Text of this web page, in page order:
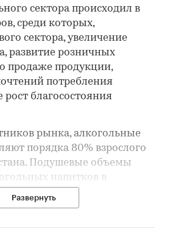
сектора происходил в
среди которых,
сектора, увеличение
развитие розничных
продаже продукции,
потребления
рост благосостояния
рынка, алкогольные
порядка 80% взрослого
Подушевые объемы
напитков в
странах Средней Азии, к
Развернуть